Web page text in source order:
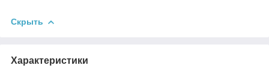
Скрыть
Характеристики